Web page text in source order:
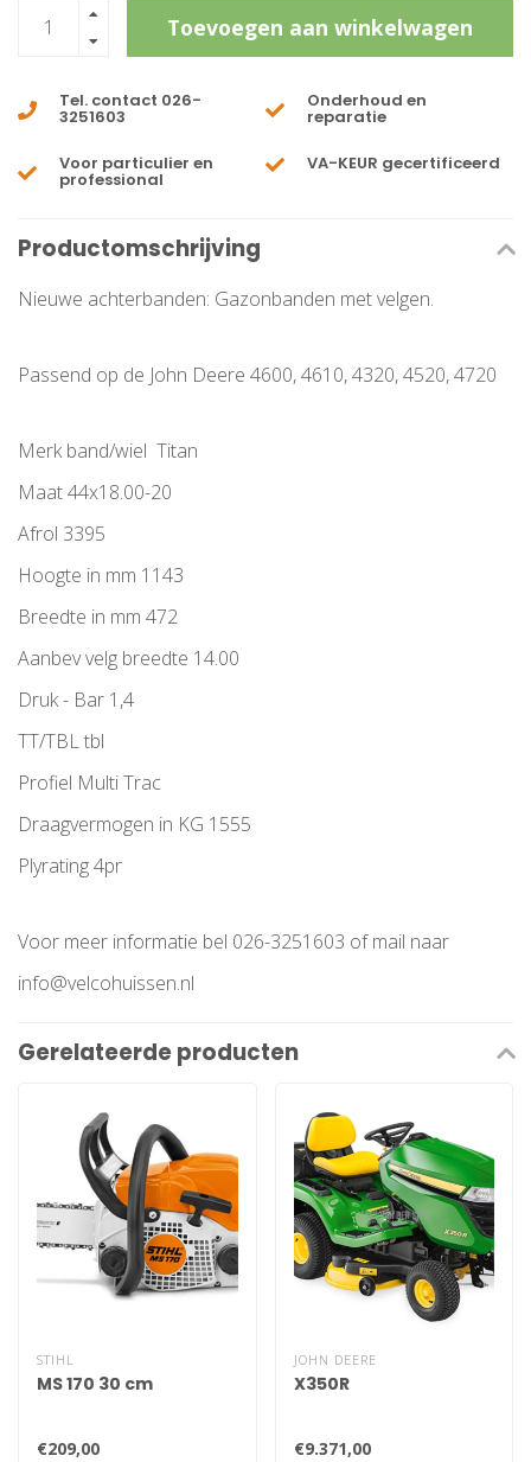
Toevoegen aan winkelwagen
Tel. contact 026-
3251603
Onderhoud en
reparatie
Voor particulier en
professional
VA-KEUR gecertificeerd
Productomschrijving
Nieuwe achterbanden: Gazonbanden met velgen.
Passend op de John Deere 4600, 4610, 4320, 4520, 4720
Merk band/wiel Titan
Maat 44x18.00-20
Afrol 3395
Hoogte in mm 1143
Breedte in mm 472
Aanbev velg breedte 14.00
Druk - Bar 1,4
TT/TBL tbl
Profiel Multi Trac
Draagvermogen in KG 1555
Plyrating 4pr
Voor meer informatie bel 026-3251603 of mail naar
info@velcohuissen.nl
Gerelateerde producten
STIHL
MS 170 30 cm
€209,00
JOHN DEERE
X350R
€9.371,00